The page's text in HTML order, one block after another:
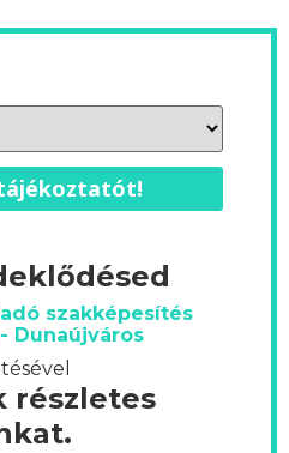
szakképesítés
Dunaújváros
részletes